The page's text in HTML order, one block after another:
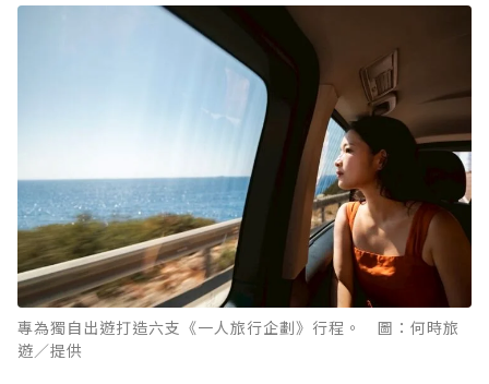
專為獨自出遊打造六支《一人旅行企劃》行程。 圖：何時旅
遊／提供